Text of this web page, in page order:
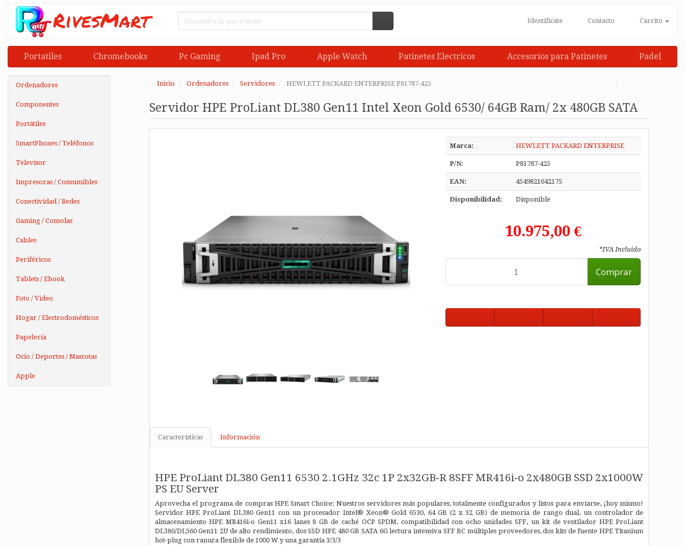
Identifícate Contacto Carrito
Portatiles Chromebooks Pc Gaming Ipad Pro Apple Watch Patinetes Electricos Accesorios para Patinetes Padel
Ordenadores
Componentes
Portátiles
SmartPhones / Teléfonos
Televisor
Impresoras / Consumibles
Conectividad / Redes
Gaming / Consolas
Cables
Periféricos
Tablets / Ebook
Foto / Video
Hogar / Electrodomésticos
Papelería
Ocio / Deportes / Mascotas
Apple
Inicio Ordenadores Servidores HEWLETT PACKARD ENTERPRISE P81787-425
Servidor HPE ProLiant DL380 Gen11 Intel Xeon Gold 6530/ 64GB Ram/ 2x 480GB SATA
Marca: HEWLETT PACKARD ENTERPRISE
P/N: P81787-425
EAN: 4549821642175
Disponibilidad: Disponible
10.975,00 €
*IVA Incluido
Comprar
Características Información
HPE ProLiant DL380 Gen11 6530 2.1GHz 32c 1P 2x32GB‑R 8SFF MR416i‑o 2x480GB SSD 2x1000W
PS EU Server
Aprovecha el programa de compras HPE Smart Choice: Nuestros servidores más populares, totalmente configurados y listos para enviarse, ¡hoy mismo!
Servidor HPE ProLiant DL380 Gen11 con un procesador Intel® Xeon® Gold 6530, 64 GB (2 x 32 GB) de memoria de rango dual, un controlador de
almacenamiento HPE MR416i-o Gen11 x16 lanes 8 GB de caché OCP SPDM, compatibilidad con ocho unidades SFF, un kit de ventilador HPE ProLiant
DL380/DL560 Gen11 2U de alto rendimiento, dos SSD HPE 480 GB SATA 6G lectura intensiva SFF BC múltiples proveedores, dos kits de fuente HPE Titanium
hot-plug con ranura flexible de 1000 W y una garantía 3/3/3